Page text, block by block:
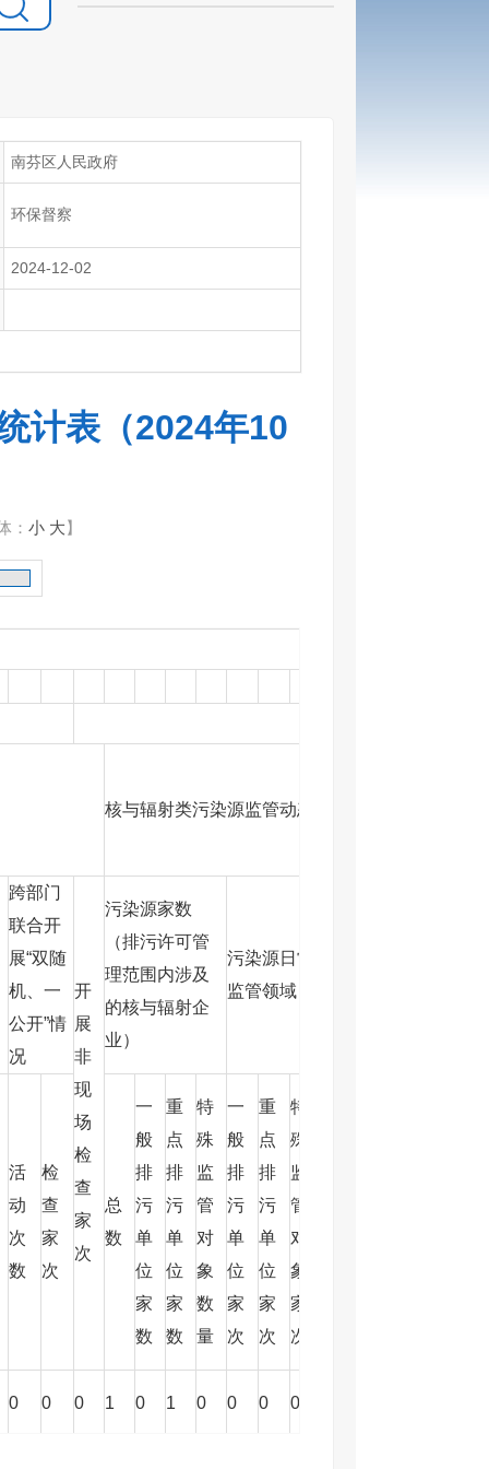
南芬区人民政府
环保督察
2024-12-02
计表（2024年10
： 小 大】
核与辐射类污染源监管动态信息库和“双随机”监管
跨部门
联合开
展“双随
机、一
公开”情
况
开
展
非
现
场
检
查
家
次
污染源家数
（排污许可管
理范围内涉及
的核与辐射企
业）
污染源日常
监管领域
活
动
次
数
检
查
家
次
总
数
一
般
排
污
单
位
家
数
重
点
排
污
单
位
家
数
特
殊
监
管
对
象
数
量
一
般
排
污
单
位
家
次
重
点
排
污
单
位
家
次
特
殊
监
管
对
象
家
次
0 0 0 1 0 1 0 0 0 0